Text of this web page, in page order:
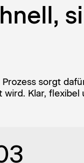
sorgt
Klar, flexibel